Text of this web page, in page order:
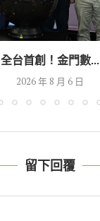
全台首創！金門數...
2026 年 8 月 6 日
留下回覆